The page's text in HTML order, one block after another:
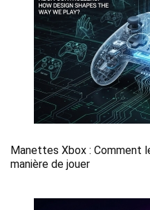
Manettes Xbox : Comment
manière de jouer